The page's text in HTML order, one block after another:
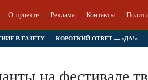
О проекте Реклама Контакты
В ГАЗЕТУ КОРОТКИЙ ОТВЕТ — «ДА!»
на фестивале